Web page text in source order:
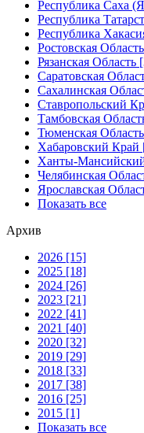
Республика Саха
Республика
Республика
Ростовская
Рязанская Область
Саратовская
Сахалинская
Ставропольский
Тамбовская
Тюменская
Хабаровский Край
Ханты-
Челябинская
Ярославская
Показать все
Архив
2026 [15]
2025 [18]
2024 [26]
2023 [21]
2022 [41]
2021 [40]
2020 [32]
2019 [29]
2018 [33]
2017 [38]
2016 [25]
2015 [1]
Показать все